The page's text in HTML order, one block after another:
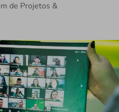
de Projetos &